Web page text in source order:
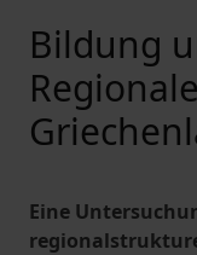
Bildung
Eine